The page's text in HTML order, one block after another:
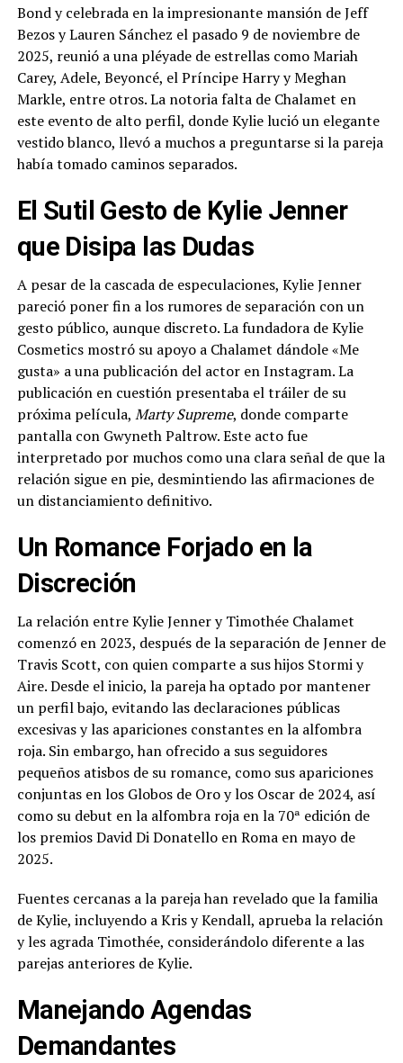
Bond y celebrada en la impresionante mansión de Jeff
Bezos y Lauren Sánchez el pasado 9 de noviembre de
2025, reunió a una pléyade de estrellas como Mariah
Carey, Adele, Beyoncé, el Príncipe Harry y Meghan
Markle, entre otros. La notoria falta de Chalamet en
este evento de alto perfil, donde Kylie lució un elegante
vestido blanco, llevó a muchos a preguntarse si la pareja
había tomado caminos separados.
El Sutil Gesto de Kylie Jenner
que Disipa las Dudas
A pesar de la cascada de especulaciones, Kylie Jenner
pareció poner fin a los rumores de separación con un
gesto público, aunque discreto. La fundadora de Kylie
Cosmetics mostró su apoyo a Chalamet dándole «Me
gusta» a una publicación del actor en Instagram. La
publicación en cuestión presentaba el tráiler de su
próxima película, Marty Supreme, donde comparte
pantalla con Gwyneth Paltrow. Este acto fue
interpretado por muchos como una clara señal de que la
relación sigue en pie, desmintiendo las afirmaciones de
un distanciamiento definitivo.
Un Romance Forjado en la
Discreción
La relación entre Kylie Jenner y Timothée Chalamet
comenzó en 2023, después de la separación de Jenner de
Travis Scott, con quien comparte a sus hijos Stormi y
Aire. Desde el inicio, la pareja ha optado por mantener
un perfil bajo, evitando las declaraciones públicas
excesivas y las apariciones constantes en la alfombra
roja. Sin embargo, han ofrecido a sus seguidores
pequeños atisbos de su romance, como sus apariciones
conjuntas en los Globos de Oro y los Oscar de 2024, así
como su debut en la alfombra roja en la 70ª edición de
los premios David Di Donatello en Roma en mayo de
2025.
Fuentes cercanas a la pareja han revelado que la familia
de Kylie, incluyendo a Kris y Kendall, aprueba la relación
y les agrada Timothée, considerándolo diferente a las
parejas anteriores de Kylie.
Manejando Agendas
Demandantes